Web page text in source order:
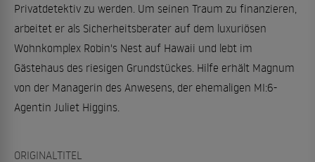
Privatdetektiv zu werden. Um seinen Traum zu finanzieren,
arbeitet er als Sicherheitsberater auf dem luxuriösen
Wohnkomplex Robin's Nest auf Hawaii und lebt im
Gästehaus des riesigen Grundstückes. Hilfe erhält Magnum
von der Managerin des Anwesens, der ehemaligen MI:6-
Agentin Juliet Higgins.
ORIGINALTITEL